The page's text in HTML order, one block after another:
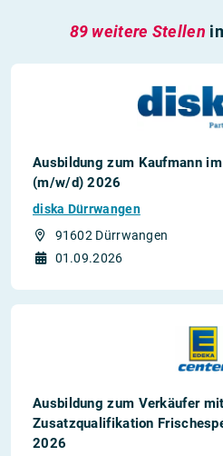
89 weitere Stellen
Ausbildung zum Kaufmann im
(m/w/d) 2026
diska Dürrwangen
91602 Dürrwangen
01.09.2026
Ausbildung zum Verkäufer mit
Zusatzqualifikation
2026